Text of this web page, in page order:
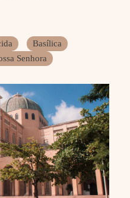
Basílica
Senhora